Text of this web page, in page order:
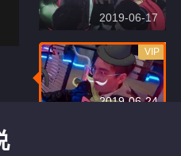
2019-06-17
2019-06-24
VIP